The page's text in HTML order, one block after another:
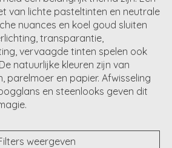
van lichte pasteltinten en neutrale
nuances en koel goud sluiten
transparantie,
vervaagde tinten spelen ook
natuurlijke kleuren zijn van
parelmoer en papier. Afwisseling
en steenlooks geven dit
weergeven